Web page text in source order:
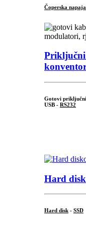
Čoperska
Priključni
Gotovi
USB - RS232
Hard
Hard disk - SSD